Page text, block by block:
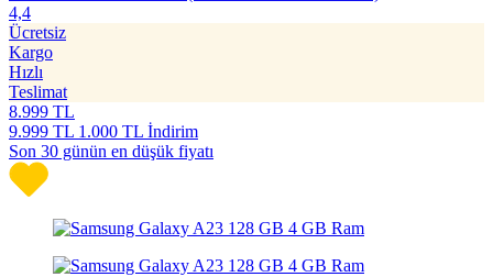
4,4
Ücretsiz
Kargo
Hızlı
Teslimat
8.999 TL
9.999 TL 1.000 TL İndirim
Son 30 günün en düşük fiyatı